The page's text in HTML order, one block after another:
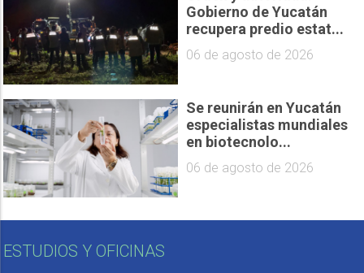
Gobierno de Yucatán
recupera predio estat...
06 de agosto de 2026
Se reunirán en Yucatán
especialistas mundiales
en biotecnolo...
06 de agosto de 2026
ESTUDIOS Y OFICINAS